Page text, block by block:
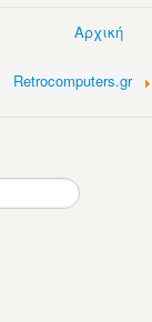
Αρχική
Retrocomputers.gr